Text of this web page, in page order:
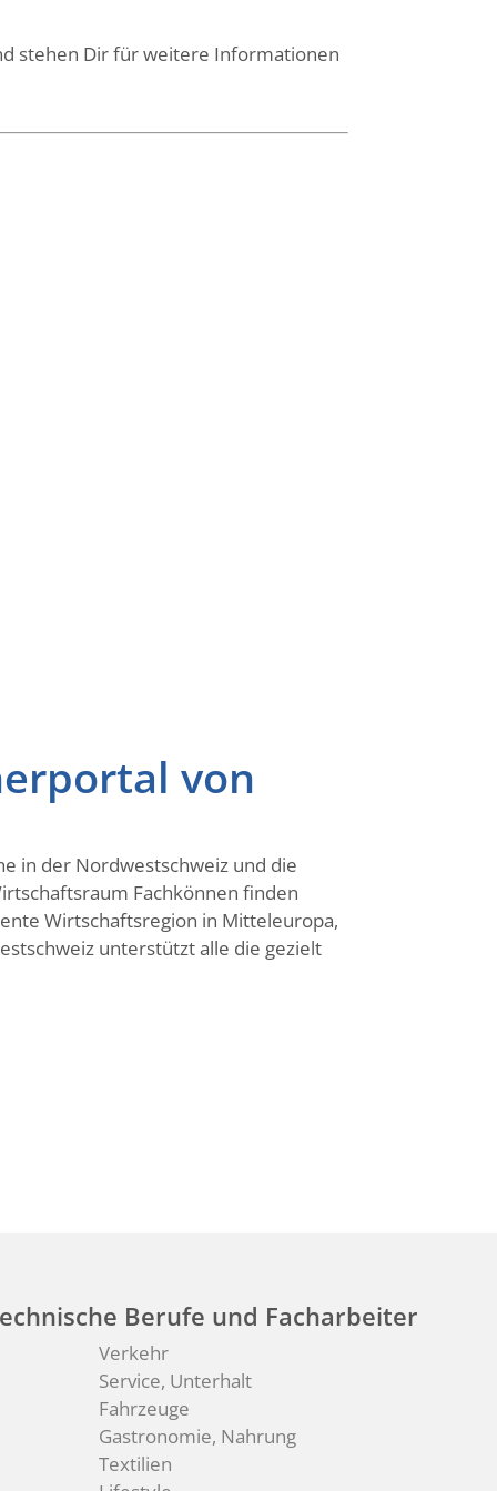
stehen Dir für weitere Informationen
von
in der Nordwestschweiz und die
Fachkönnen finden
Wirtschaftsregion in Mitteleuropa,
unterstützt alle die gezielt
Berufe und Facharbeiter
Verkehr
Service, Unterhalt
Fahrzeuge
Gastronomie, Nahrung
Textilien